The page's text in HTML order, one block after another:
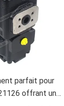
parfait pour
offrant un